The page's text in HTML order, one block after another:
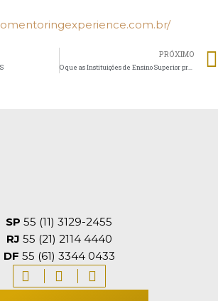
PRÓXIMO
O que as Instituições de Ensino Superior precisam saber sobre a Lei nº 14.375, de 21 junho de 2022
SP 55 (11) 3129-2455
RJ 55 (21) 2114 4440
DF 55 (61) 3344 0433